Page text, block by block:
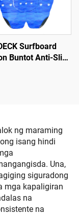
Surfboard
Buntot Anti-Slip
ng maraming
isang hindi
Una,
siguradong
mga kapaligiran
na
na